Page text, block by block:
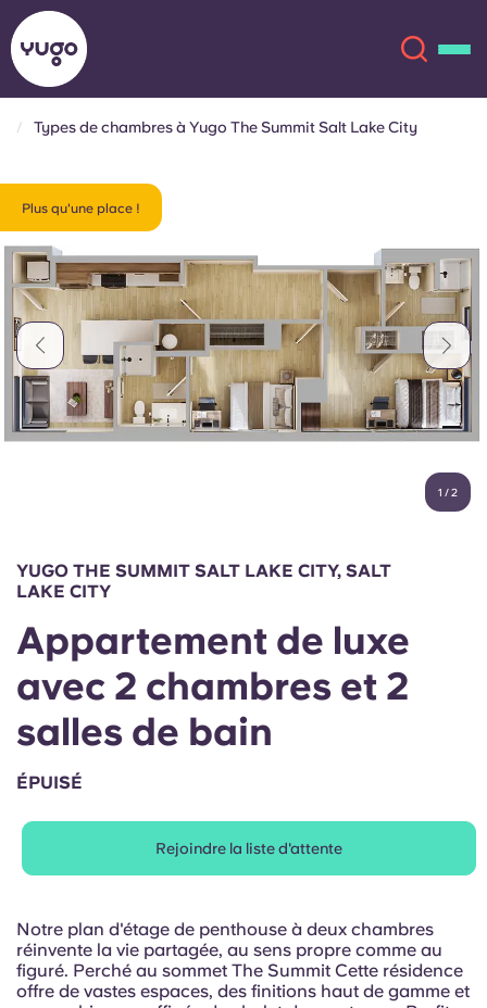
Lieux
Plus
Compte Langue
Español
Català
Italian
French
Portuguese
Choisissez une résidence
Se connecter
English (US)
Chinese Español
Català Deutsch
Italian French
Types de chambres à Yugo The Summit Salt Lake City
Plus qu'une place !
1 /2
YUGO THE SUMMIT SALT LAKE CITY, SALT
LAKE CITY
Appartement de luxe
avec 2 chambres et 2
salles de bain
ÉPUISÉ
Rejoindre la liste d'attente
Notre plan d'étage de penthouse à deux chambres
réinvente la vie partagée, au sens propre comme au
figuré. Perché au sommet The Summit Cette résidence
offre de vastes espaces, des finitions haut de gamme et